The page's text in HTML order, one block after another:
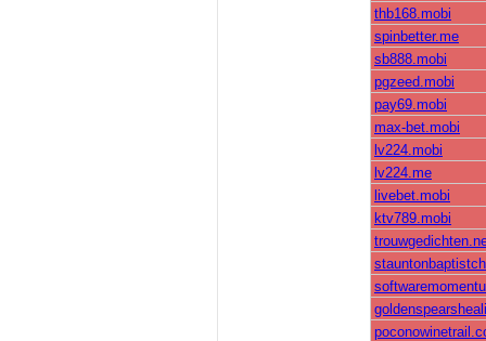
thb168.mobi
spinbetter.me
sb888.mobi
pgzeed.mobi
pay69.mobi
max-bet.mobi
lv224.mobi
lv224.me
livebet.mobi
ktv789.mobi